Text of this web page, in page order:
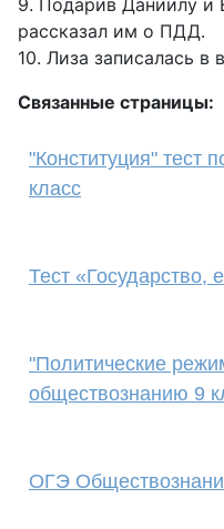
9. Подарив Даниилу и
рассказал им о ПДД.
10. Лиза записалась в
Связанные страницы:
"Конституция" тест
класс
Тест «Государство,
"Политические
обществознанию 9
ОГЭ